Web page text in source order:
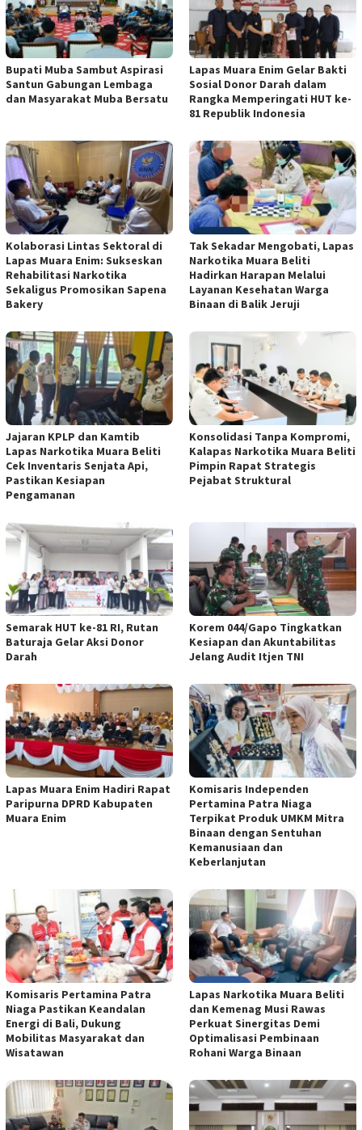
Bupati Muba Sambut Aspirasi
Santun Gabungan Lembaga
dan Masyarakat Muba Bersatu
Lapas Muara Enim Gelar Bakti
Sosial Donor Darah dalam
Rangka Memperingati HUT ke-
81 Republik Indonesia
Kolaborasi Lintas Sektoral di
Lapas Muara Enim: Sukseskan
Rehabilitasi Narkotika
Sekaligus Promosikan Sapena
Bakery
Tak Sekadar Mengobati, Lapas
Narkotika Muara Beliti
Hadirkan Harapan Melalui
Layanan Kesehatan Warga
Binaan di Balik Jeruji
Jajaran KPLP dan Kamtib
Lapas Narkotika Muara Beliti
Cek Inventaris Senjata Api,
Pastikan Kesiapan
Pengamanan
Konsolidasi Tanpa Kompromi,
Kalapas Narkotika Muara Beliti
Pimpin Rapat Strategis
Pejabat Struktural
Semarak HUT ke-81 RI, Rutan
Baturaja Gelar Aksi Donor
Darah
Korem 044/Gapo Tingkatkan
Kesiapan dan Akuntabilitas
Jelang Audit Itjen TNI
Lapas Muara Enim Hadiri Rapat
Paripurna DPRD Kabupaten
Muara Enim
Komisaris Independen
Pertamina Patra Niaga
Terpikat Produk UMKM Mitra
Binaan dengan Sentuhan
Kemanusiaan dan
Keberlanjutan
Komisaris Pertamina Patra
Niaga Pastikan Keandalan
Energi di Bali, Dukung
Mobilitas Masyarakat dan
Wisatawan
Lapas Narkotika Muara Beliti
dan Kemenag Musi Rawas
Perkuat Sinergitas Demi
Optimalisasi Pembinaan
Rohani Warga Binaan